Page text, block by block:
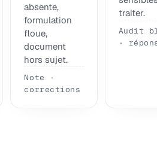
absente,
formulation
floue,
document
hors sujet.
Note ·
corrections
traiter.
Audit
·